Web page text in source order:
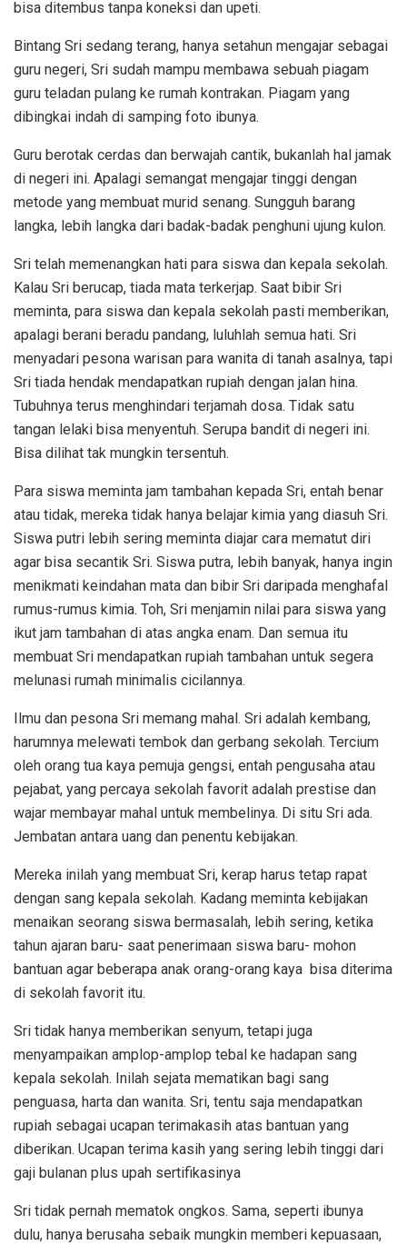
bisa ditembus tanpa koneksi dan upeti.
Bintang Sri sedang terang, hanya setahun mengajar sebagai
guru negeri, Sri sudah mampu membawa sebuah piagam
guru teladan pulang ke rumah kontrakan. Piagam yang
dibingkai indah di samping foto ibunya.
Guru berotak cerdas dan berwajah cantik, bukanlah hal jamak
di negeri ini. Apalagi semangat mengajar tinggi dengan
metode yang membuat murid senang. Sungguh barang
langka, lebih langka dari badak-badak penghuni ujung kulon.
Sri telah memenangkan hati para siswa dan kepala sekolah.
Kalau Sri berucap, tiada mata terkerjap. Saat bibir Sri
meminta, para siswa dan kepala sekolah pasti memberikan,
apalagi berani beradu pandang, luluhlah semua hati. Sri
menyadari pesona warisan para wanita di tanah asalnya, tapi
Sri tiada hendak mendapatkan rupiah dengan jalan hina.
Tubuhnya terus menghindari terjamah dosa. Tidak satu
tangan lelaki bisa menyentuh. Serupa bandit di negeri ini.
Bisa dilihat tak mungkin tersentuh.
Para siswa meminta jam tambahan kepada Sri, entah benar
atau tidak, mereka tidak hanya belajar kimia yang diasuh Sri.
Siswa putri lebih sering meminta diajar cara mematut diri
agar bisa secantik Sri. Siswa putra, lebih banyak, hanya ingin
menikmati keindahan mata dan bibir Sri daripada menghafal
rumus-rumus kimia. Toh, Sri menjamin nilai para siswa yang
ikut jam tambahan di atas angka enam. Dan semua itu
membuat Sri mendapatkan rupiah tambahan untuk segera
melunasi rumah minimalis cicilannya.
Ilmu dan pesona Sri memang mahal. Sri adalah kembang,
harumnya melewati tembok dan gerbang sekolah. Tercium
oleh orang tua kaya pemuja gengsi, entah pengusaha atau
pejabat, yang percaya sekolah favorit adalah prestise dan
wajar membayar mahal untuk membelinya. Di situ Sri ada.
Jembatan antara uang dan penentu kebijakan.
Mereka inilah yang membuat Sri, kerap harus tetap rapat
dengan sang kepala sekolah. Kadang meminta kebijakan
menaikan seorang siswa bermasalah, lebih sering, ketika
tahun ajaran baru- saat penerimaan siswa baru- mohon
bantuan agar beberapa anak orang-orang kaya bisa diterima
di sekolah favorit itu.
Sri tidak hanya memberikan senyum, tetapi juga
menyampaikan amplop-amplop tebal ke hadapan sang
kepala sekolah. Inilah sejata mematikan bagi sang
penguasa, harta dan wanita. Sri, tentu saja mendapatkan
rupiah sebagai ucapan terimakasih atas bantuan yang
diberikan. Ucapan terima kasih yang sering lebih tinggi dari
gaji bulanan plus upah sertifikasinya
Sri tidak pernah mematok ongkos. Sama, seperti ibunya
dulu, hanya berusaha sebaik mungkin memberi kepuasaan,